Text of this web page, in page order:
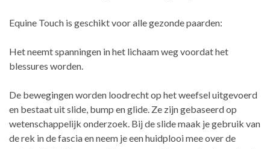
Equine Touch is geschikt voor alle gezonde paarden:
Het neemt spanningen in het lichaam weg voordat het
blessures worden.
De bewegingen worden loodrecht op het weefsel uitgevoerd
en bestaat uit slide, bump en glide. Ze zijn gebaseerd op
wetenschappelijk onderzoek. Bij de slide maak je gebruik van
de rek in de fascia en neem je een huidplooi mee over de